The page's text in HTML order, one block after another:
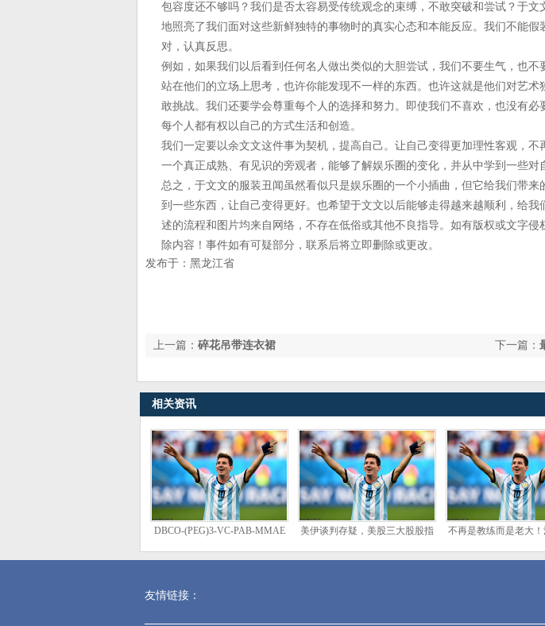
包容度还不够吗？我们是否太容易受传统观念的束缚，不敢突破和尝试？于
地照亮了我们面对这些新鲜独特的事物时的真实心态和本能反应。我们不能
对，认真反思。
例如，如果我们以后看到任何名人做出类似的大胆尝试，我们不要生气，也不
站在他们的立场上思考，也许你能发现不一样的东西。也许这就是他们对艺术
敢挑战。我们还要学会尊重每个人的选择和努力。即使我们不喜欢，也没有必
每个人都有权以自己的方式生活和创造。
我们一定要以余文文这件事为契机，提高自己。让自己变得更加理性客观，
一个真正成熟、有见识的旁观者，能够了解娱乐圈的变化，并从中学到一些对
总之，于文文的服装丑闻虽然看似只是娱乐圈的一个小插曲，但它给我们带
到一些东西，让自己变得更好。也希望于文文以后能够走得越来越顺利，给
述的流程和图片均来自网络，不存在低俗或其他不良指导。如有版权或文字侵
除内容！事件如有可疑部分，联系后将立即删除或更改。
发布于：黑龙江省
下一篇：
上一篇： 碎花吊带连衣裙
相关资讯
DBCO-(PEG)3-VC-PAB-MMAE
美伊谈判存疑，美股三大股股指
不再是教练而是老大
友情链接：